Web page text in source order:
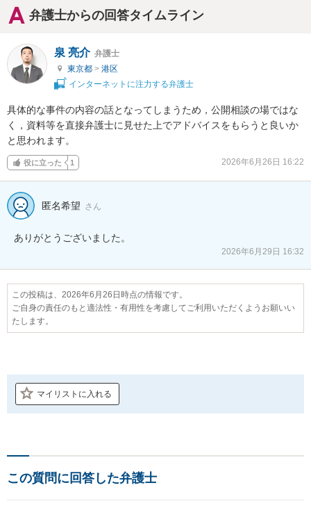
弁護士からの回答タイムライン
泉 亮介 弁護士
東京都 > 港区
インターネットに注力する弁護士
具体的な事件の内容の話となってしまうため，公開相談の場ではな
く，資料等を直接弁護士に見せた上でアドバイスをもらうと良いか
と思われます。
役に立った 1 2026年6月26日 16:22
匿名希望 さん
ありがとうございました。
2026年6月29日 16:32
この投稿は、2026年6月26日時点の情報です。
ご自身の責任のもと適法性・有用性を考慮してご利用いただくようお願いい
たします。
マイリストに入れる
この質問に回答した弁護士